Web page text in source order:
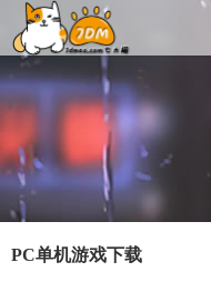
PC单机游戏下载